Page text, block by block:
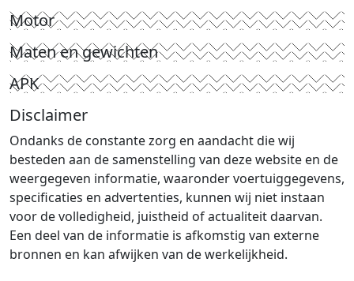
Motor
Maten en gewichten
APK
Disclaimer
Ondanks de constante zorg en aandacht die wij
besteden aan de samenstelling van deze website en de
weergegeven informatie, waaronder voertuiggegevens,
specificaties en advertenties, kunnen wij niet instaan
voor de volledigheid, juistheid of actualiteit daarvan.
Een deel van de informatie is afkomstig van externe
bronnen en kan afwijken van de werkelijkheid.